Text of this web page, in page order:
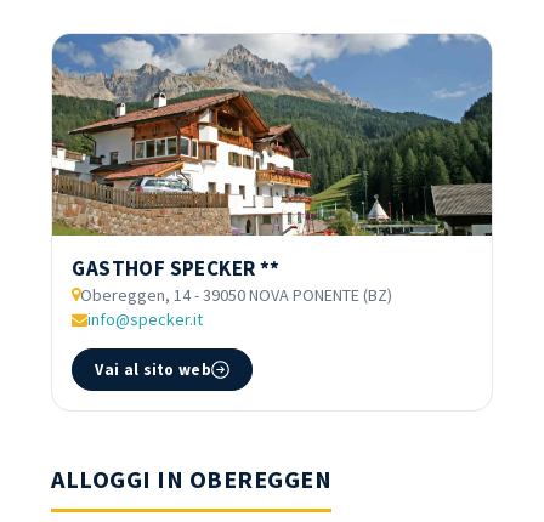
GASTHOF SPECKER **
Obereggen, 14 - 39050 NOVA PONENTE (BZ)
info@specker.it
Vai al sito web
ALLOGGI IN OBEREGGEN